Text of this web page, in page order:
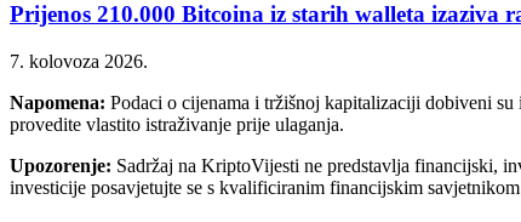
Prijenos 210.000 Bitcoina iz starih walleta
7. kolovoza 2026.
Napomena: Podaci o cijenama i tržišnoj kapitalizaciji dobiveni su
provedite vlastito istraživanje prije ulaganja.
Upozorenje: Sadržaj na KriptoVijesti ne predstavlja financijski,
investicije posavjetujte se s kvalificiranim financijskim